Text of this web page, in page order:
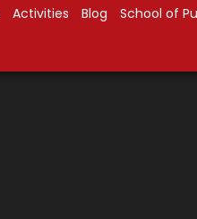
Activities Blog School of